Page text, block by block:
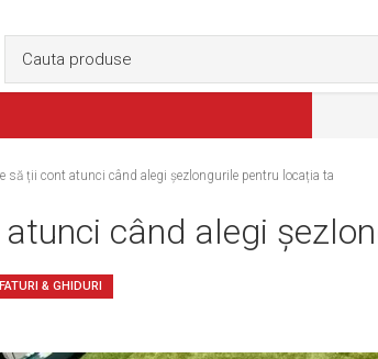
să ții cont atunci când alegi șezlongurile pentru locația ta
când alegi
& GHIDURI